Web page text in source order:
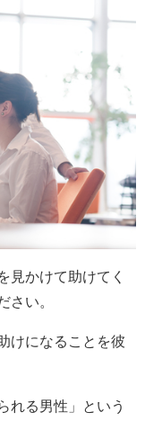
見かけて助けてく
さい。
けになることを彼
れる男性」という